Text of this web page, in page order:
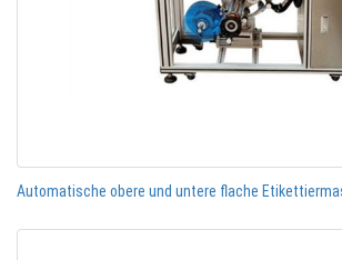
Automatische obere und untere flache